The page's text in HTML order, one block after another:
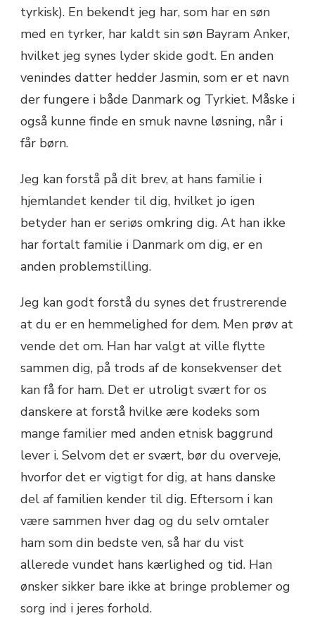
tyrkisk). En bekendt jeg har, som har en søn
med en tyrker, har kaldt sin søn Bayram Anker,
hvilket jeg synes lyder skide godt. En anden
venindes datter hedder Jasmin, som er et navn
der fungere i både Danmark og Tyrkiet. Måske i
også kunne finde en smuk navne løsning, når i
får børn.
Jeg kan forstå på dit brev, at hans familie i
hjemlandet kender til dig, hvilket jo igen
betyder han er seriøs omkring dig. At han ikke
har fortalt familie i Danmark om dig, er en
anden problemstilling.
Jeg kan godt forstå du synes det frustrerende
at du er en hemmelighed for dem. Men prøv at
vende det om. Han har valgt at ville flytte
sammen dig, på trods af de konsekvenser det
kan få for ham. Det er utroligt svært for os
danskere at forstå hvilke ære kodeks som
mange familier med anden etnisk baggrund
lever i. Selvom det er svært, bør du overveje,
hvorfor det er vigtigt for dig, at hans danske
del af familien kender til dig. Eftersom i kan
være sammen hver dag og du selv omtaler
ham som din bedste ven, så har du vist
allerede vundet hans kærlighed og tid. Han
ønsker sikker bare ikke at bringe problemer og
sorg ind i jeres forhold.